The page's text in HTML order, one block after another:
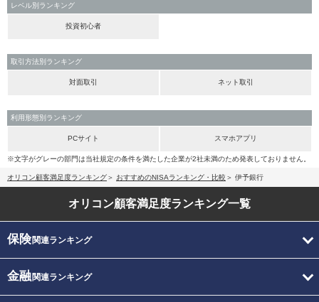
レベル別ランキング
投資初心者
取引方法別ランキング
対面取引 ネット取引
利用形態別ランキング
PCサイト スマホアプリ
※文字がグレーの部門は当社規定の条件を満たした企業が2社未満のため発表しておりません。
オリコン顧客満足度ランキング おすすめのNISAランキング・比較 伊予銀行
オリコン顧客満足度ランキング一覧
保険関連ランキング
金融関連ランキング